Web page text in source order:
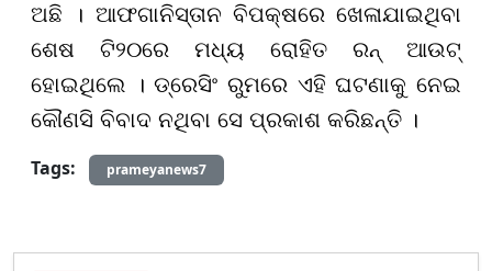
ଅଛି । ଆଫଗାନିସ୍ତାନ ବିପକ୍ଷରେ ଖେଳାଯାଇଥିବା
ଶେଷ ଟି୨୦ରେ ମଧ୍ୟ ରୋହିତ ରନ୍ ଆଉଟ୍
ହୋଇଥିଲେ । ଡ୍ରେସିଂ ରୁମରେ ଏହି ଘଟଣାକୁ ନେଇ
କୌଣସି ବିବାଦ ନଥିବା ସେ ପ୍ରକାଶ କରିଛନ୍ତି ।
Tags:
prameyanews7